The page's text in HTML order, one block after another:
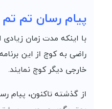
پیام رسان تم تم
با اینکه مدت زمان زیادی
راضی به کوچ از این
خارجی دیگر کوچ نمایند.
از گذشته تاکنون، پیام